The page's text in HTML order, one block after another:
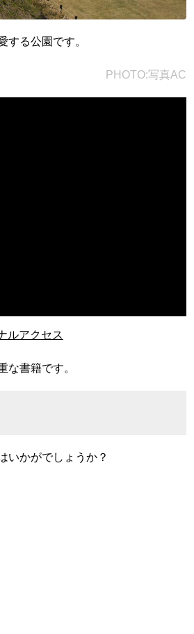
秋田県 山形県
大分県
する公園です。
PHOTO:写真AC
ルアクセス
な書籍です。
いかがでしょうか？